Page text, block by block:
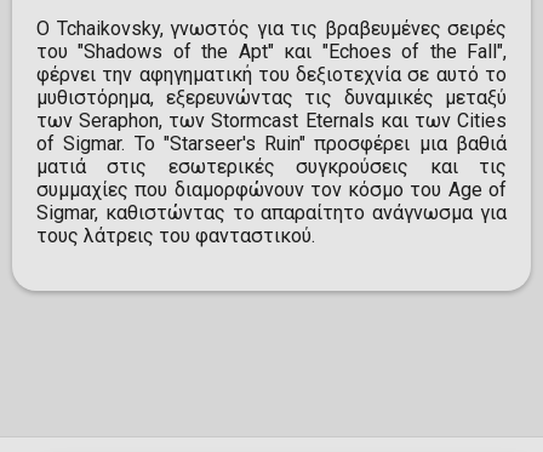
Ο Tchaikovsky, γνωστός για τις βραβευμένες σειρές
του "Shadows of the Apt" και "Echoes of the Fall",
φέρνει την αφηγηματική του δεξιοτεχνία σε αυτό το
μυθιστόρημα, εξερευνώντας τις δυναμικές μεταξύ
των Seraphon, των Stormcast Eternals και των Cities
of Sigmar. Το "Starseer's Ruin" προσφέρει μια βαθιά
ματιά στις εσωτερικές συγκρούσεις και τις
συμμαχίες που διαμορφώνουν τον κόσμο του Age of
Sigmar, καθιστώντας το απαραίτητο ανάγνωσμα για
τους λάτρεις του φανταστικού.